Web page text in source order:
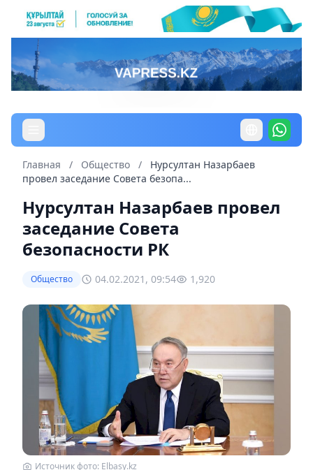
Главная / Общество /
Нурсултан Назарбаев
провел заседание Совета безопа...
Нурсултан Назарбаев провел
заседание Совета
безопасности РК
Общество 04.02.2021, 09:54 1,920
Источник фото: Elbasy.kz